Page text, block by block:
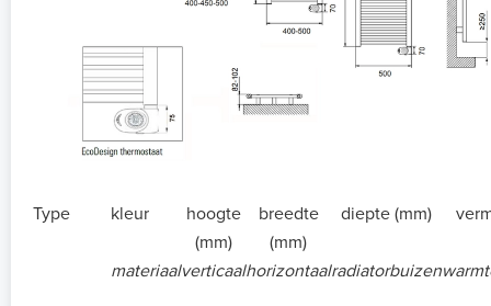
Type kleur
hoogte
(mm)
breedte
(mm)
diepte (mm)
materiaalverticaalhorizontaalradiatorbuizen